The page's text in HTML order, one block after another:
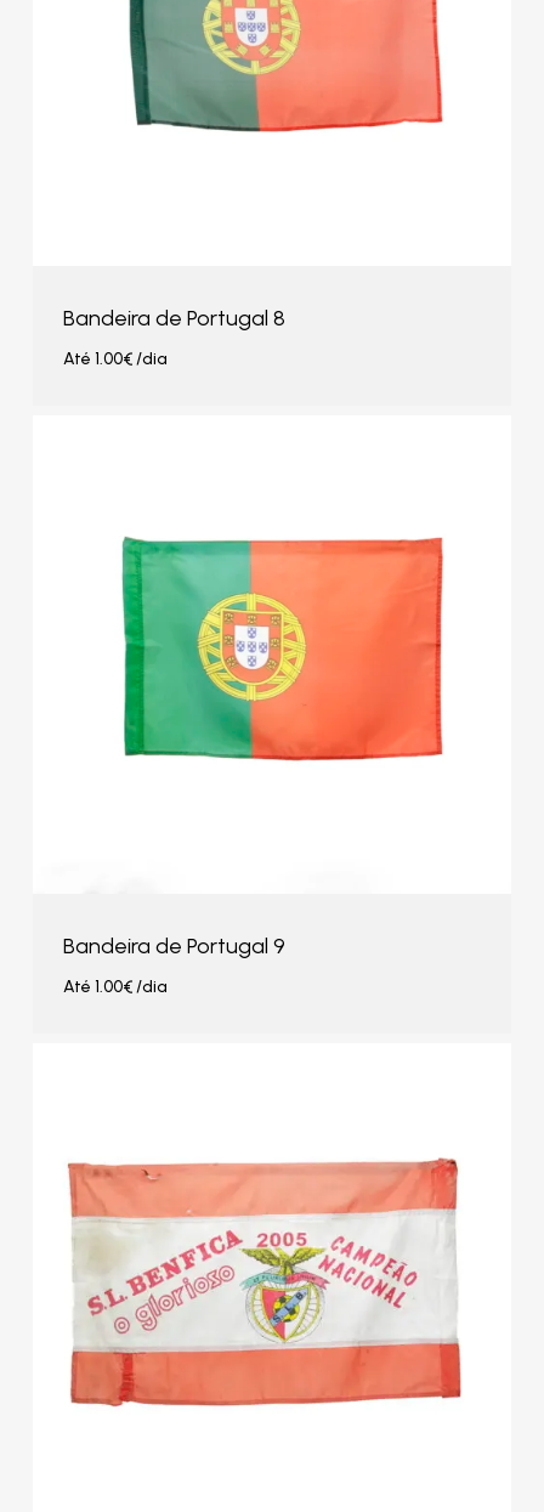
Bandeira de Portugal 8
Até 1.00€/dia
Bandeira de Portugal 9
Até 1.00€/dia